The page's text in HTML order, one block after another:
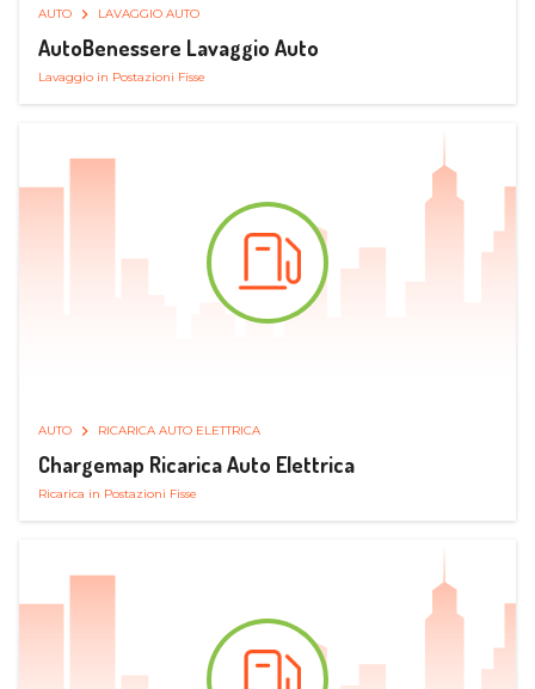
AUTO LAVAGGIO AUTO
AutoBenessere Lavaggio Auto
Lavaggio in Postazioni Fisse
AUTO RICARICA AUTO ELETTRICA
Chargemap Ricarica Auto Elettrica
Ricarica in Postazioni Fisse